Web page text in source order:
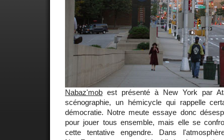
Nabaz'mob est présenté à New York par
scénographie, un hémicycle qui rappelle
démocratie. Notre meute essaye donc
pour jouer tous ensemble, mais elle se
cette tentative engendre. Dans